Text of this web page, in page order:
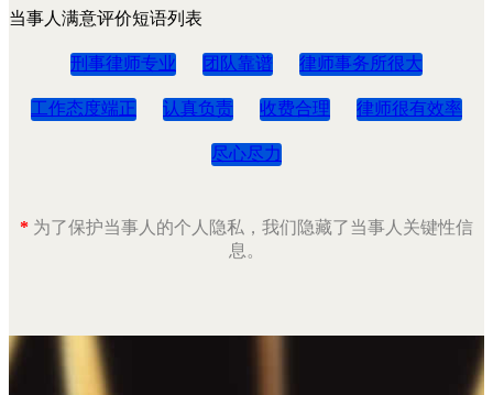
当事人满意评价短语列表
刑事律师专业 团队靠谱 律师事务所很大
工作态度端正 认真负责 收费合理 律师很有效率
尽心尽力
* 为了保护当事人的个人隐私，我们隐藏了当事人关键性信
息。